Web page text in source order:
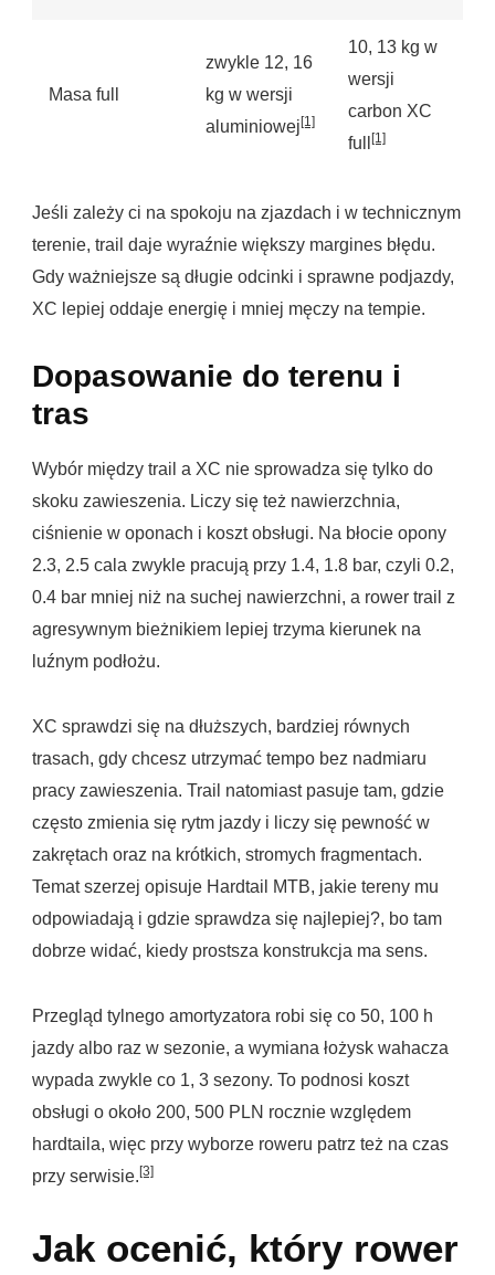
Masa full
zwykle 12, 16
kg w wersji
aluminiowej [1]
10, 13 kg w
wersji
carbon XC
full
[1]
Jeśli zależy ci na spokoju na zjazdach i w technicznym
terenie, trail daje wyraźnie większy margines błędu.
Gdy ważniejsze są długie odcinki i sprawne podjazdy,
XC lepiej oddaje energię i mniej męczy na tempie.
Dopasowanie do terenu i
tras
Wybór między trail a XC nie sprowadza się tylko do
skoku zawieszenia. Liczy się też nawierzchnia,
ciśnienie w oponach i koszt obsługi. Na błocie opony
2.3, 2.5 cala zwykle pracują przy 1.4, 1.8 bar, czyli 0.2,
0.4 bar mniej niż na suchej nawierzchni, a rower trail z
agresywnym bieżnikiem lepiej trzyma kierunek na
luźnym podłożu.
XC sprawdzi się na dłuższych, bardziej równych
trasach, gdy chcesz utrzymać tempo bez nadmiaru
pracy zawieszenia. Trail natomiast pasuje tam, gdzie
często zmienia się rytm jazdy i liczy się pewność w
zakrętach oraz na krótkich, stromych fragmentach.
Temat szerzej opisuje Hardtail MTB, jakie tereny mu
odpowiadają i gdzie sprawdza się najlepiej?, bo tam
dobrze widać, kiedy prostsza konstrukcja ma sens.
Przegląd tylnego amortyzatora robi się co 50, 100 h
jazdy albo raz w sezonie, a wymiana łożysk wahacza
wypada zwykle co 1, 3 sezony. To podnosi koszt
obsługi o około 200, 500 PLN rocznie względem
hardtaila, więc przy wyborze roweru patrz też na czas
przy serwisie. [3]
Jak ocenić, który rower